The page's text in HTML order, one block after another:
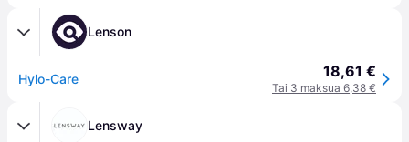
Lenson
Hylo-Care 18,61 €
Tai 3 maksua 6,38 €
Lensway